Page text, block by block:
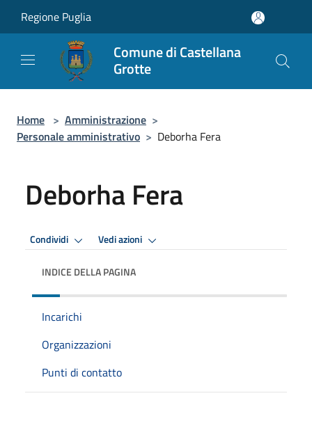
Regione Puglia
Comune di Castellana
Grotte
Home > Amministrazione >
Personale amministrativo > Deborha Fera
Deborha Fera
Condividi Vedi azioni
INDICE DELLA PAGINA
Incarichi
Organizzazioni
Punti di contatto